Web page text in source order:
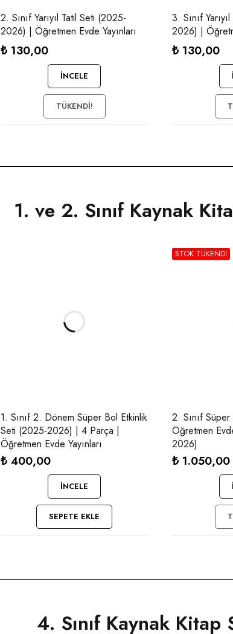
2. Sınıf Yarıyıl Tatil Seti (2025-
2026) | Öğretmen Evde Yayınları
₺ 130,00
İNCELE
TÜKENDI!
3. Sınıf
2026) |
₺ 130,00
1. ve 2. Sınıf Kaynak
1. Sınıf 2. Dönem Süper Bol Etkinlik
Seti (2025-2026) | 4 Parça |
Öğretmen Evde Yayınları
₺ 400,00
İNCELE
SEPETE EKLE
STOK TÜKENDI
2. Sınıf
Öğretmen
2026)
₺ 1.050,00
4. Sınıf Kaynak Kitap